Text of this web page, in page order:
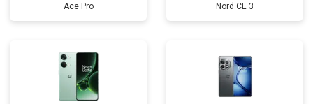
Ace Pro Nord CE 3